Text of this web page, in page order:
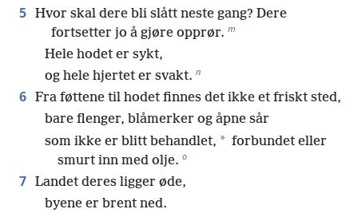
5 Hvor skal dere bli slått neste gang? Dere
fortsetter jo å gjøre opprør. m
Hele hodet er sykt,
og hele hjertet er svakt. n
6 Fra føttene til hodet finnes det ikke et friskt sted,
bare flenger, blåmerker og åpne sår
som ikke er blitt behandlet, * forbundet eller
smurt inn med olje. o
7 Landet deres ligger øde,
byene er brent ned.